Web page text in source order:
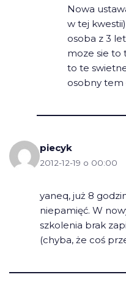
Nowa
w tej
osoba z 3
moze sie to
to te
osobny tem
piecyk
2012-12-19 o 00:00
yaneq, już 8
niepamięć. W
szkolenia brak
(chyba, że coś